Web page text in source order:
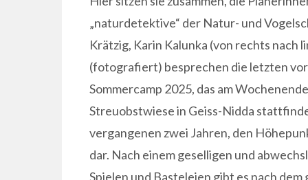
„naturdetektive“ der Natur- und
Krätzig, Karin Kalunka (von rechts
(fotografiert) besprechen die letzten
Sommercamp 2025, das am
Streuobstwiese in Geiss-Nidda
vergangenen zwei Jahren, den
dar. Nach einem geselligen und
Spielen und Basteleien gibt es nach